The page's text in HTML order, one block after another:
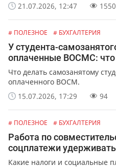
21.07.2026, 12:47
# ПОЛЕЗНОЕ # БУХГАЛТЕРИЯ
У студента-
оплаченные ВОСМС: что
Что делать самозанятому
оплаченного ВОСМ.
15.07.2026, 17:29
94
# ПОЛЕЗНОЕ # БУХГАЛТЕРИЯ
Работа по
соцплатежи
Какие налоги и социальные